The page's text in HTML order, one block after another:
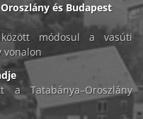
és Budapest
módosul a vasúti
vonalon
Tatabánya–Oroszlány